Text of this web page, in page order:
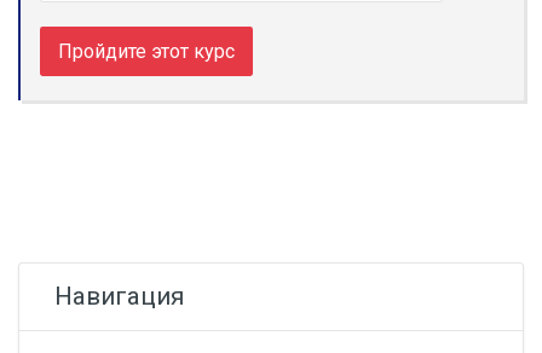
Пройдите этот курс
Навигация